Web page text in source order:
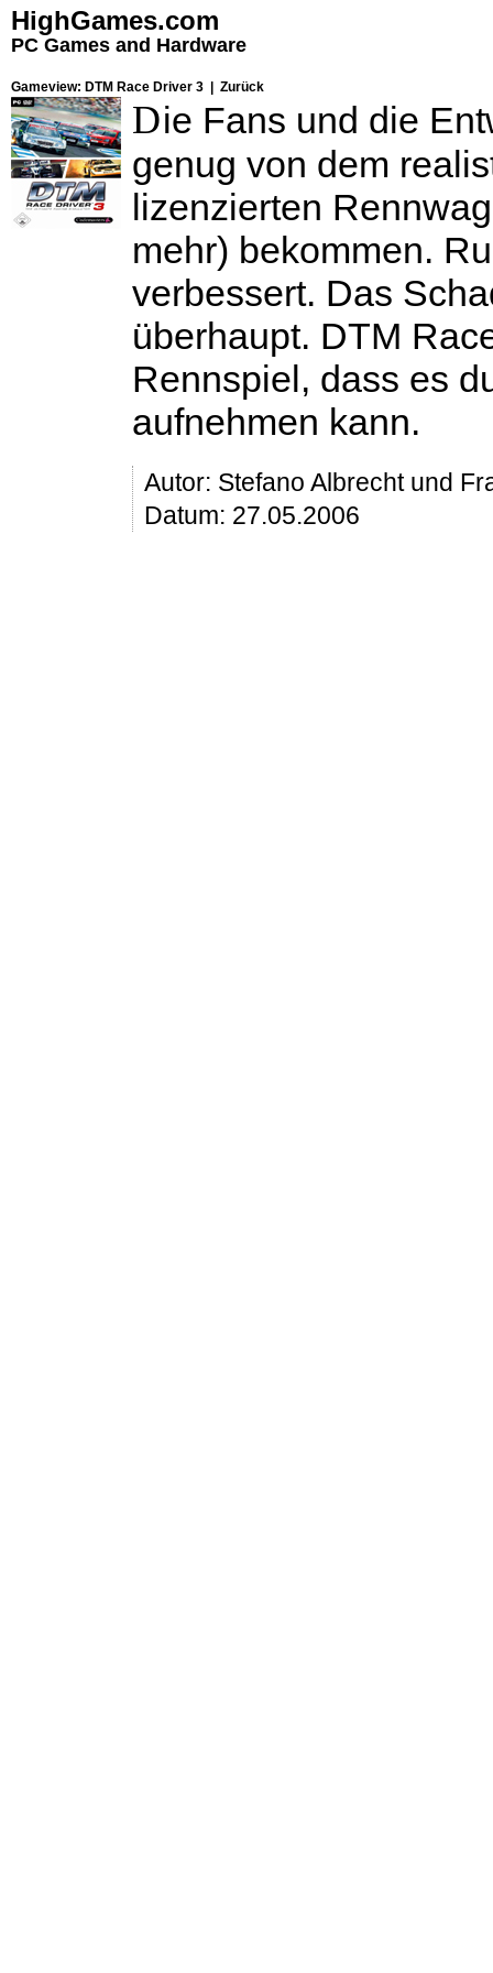
HighGames.com
PC Games and Hardware
Gameview: DTM Race Driver 3 | Zurück
Die Fans und die
genug von dem
lizenzierten
mehr) bekommen.
verbessert. Das
überhaupt. DTM
Rennspiel, dass es
aufnehmen kann.
Autor: Stefano Albrecht und
Datum: 27.05.2006